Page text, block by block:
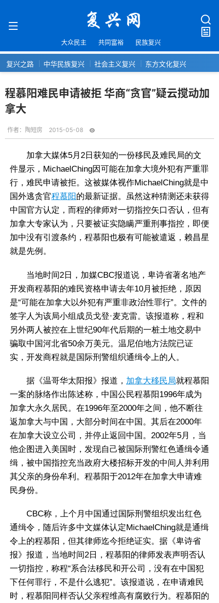
大众民主 共同富裕 民族复兴
复兴之路 中华民族复兴 社会主义复兴 东方文化复兴
程慕阳难民申请被拒 华商“贪官”疑云搅动加
拿大
作者： 陶短房 2015-05-08
加拿大媒体5月2日获知的一份移民及难民局的文
件显示，MichaelChing因可能在加拿大境外犯有严重罪
行，难民申请被拒。这被媒体视作MichaelChing就是中
国外逃贪官程慕阳 的最新证据。虽然这种猜测还未获得
中国官方认定，而程的律师对一切指控矢口否认，但有
加拿大专家认为，只要被证实隐瞒严重刑事指控，即便
加中没有引渡条约，程慕阳也极有可能被遣返，赖昌星
就是先例。
当地时间2日，加媒CBC报道说，卑诗省著名地产
开发商程慕阳的难民资格申请去年10月被拒绝，原因
是“可能在加拿大以外犯有严重非政治性罪行”。文件的
签字人为该局小组成员戈登·麦克雷。该报道称，程和
另外两人被控在上世纪90年代后期的一桩土地交易中
骗取中国河北省50余万美元。温尼伯地方法院已证
实，开发商程就是国际刑警组织通缉令上的人。
据《温哥华太阳报》报道， 加拿大移民局就程慕阳
一案的脉络作出陈述称，中国公民程慕阳1996年成为
加拿大永久居民。在1996年至2000年之间，他不断往
返加拿大与中国，大部分时间在中国。其后在2000年
在加拿大设立公司，并停止返回中国。2002年5月，当
他企图进入美国时，发现自己被国际刑警红色通缉令通
缉，被中国指控充当政府大楼招标开发的中间人并利用
其父亲的身份牟利。程慕阳于2012年在加拿大申请难
民身份。
CBC称，上个月中国通过国际刑警组织发出红色
通缉令，随后许多中文媒体认定MichaelChing就是通缉
令上的程慕阳，但其律师迄今拒绝证实。据《卑诗省
报》报道，当地时间2日，程慕阳的律师发表声明否认
一切指控，称程“系合法移民和开公司，没有在中国犯
下任何罪行，不是什么逃犯”。该报道说，在申请难民
时，程慕阳同样否认父亲程维高有腐败行为。程慕阳的